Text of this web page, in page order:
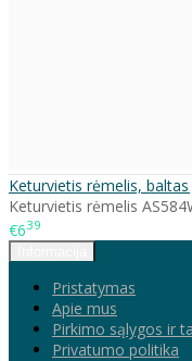
Keturvietis rėmelis, baltas
Keturvietis rėmelis
€639
Pristatymas
Apie mus
Pirkimo sąlygos ir
Privatumo politika